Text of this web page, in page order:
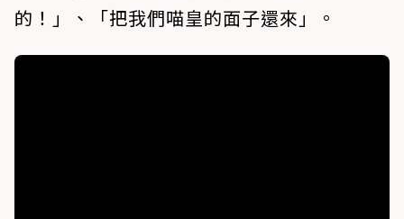
的！」、「把我們喵皇的面子還來」。